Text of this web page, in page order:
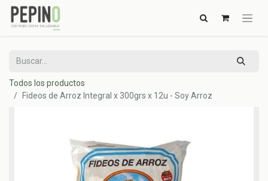
Todos los productos
Fideos de Arroz Integral x 300grs x 12u - Soy Arroz